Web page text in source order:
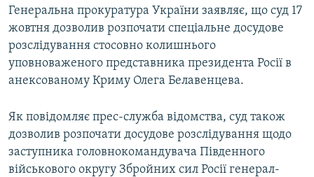
ВСЕ ЗА ДЕНЬ
СПЕЦПРОЕКТИ
ДЕПОРТАЦІЯ
ВІДЕОУРОКИ «ELIFBE»
СВІДЧЕННЯ ОКУПАЦІЇ
УКРАЇНСЬКА ПРОБЛЕМА КРИМУ
ІНФОГРАФІКА
ЯК ОБІЙТИ БЛОКУВАННЯ
Qırımtatar
ДОЛУЧАЙСЯ!
Генеральна прокуратура України заявляє, що суд 17
жовтня дозволив розпочати спеціальне досудове
розслідування стосовно колишнього
уповноваженого представника президента Росії в
анексованому Криму Олега Белавенцева.
Як повідомляє прес-служба відомства, суд також
дозволив розпочати досудове розслідування щодо
заступника головнокомандувача Південного
військового округу Збройних сил Росії генерал-